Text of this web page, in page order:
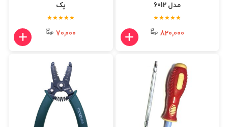
مدل 6012
★★★★★
820,000
پک
★★★★★
70,000